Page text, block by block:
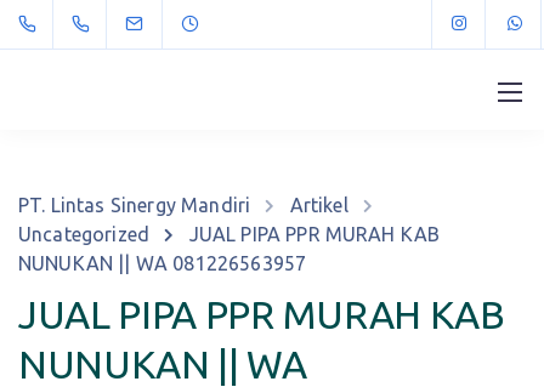
PT. Lintas Sinergy Mandiri
Artikel
Uncategorized
JUAL PIPA PPR MURAH KAB
NUNUKAN || WA 081226563957
JUAL PIPA PPR MURAH KAB
NUNUKAN || WA